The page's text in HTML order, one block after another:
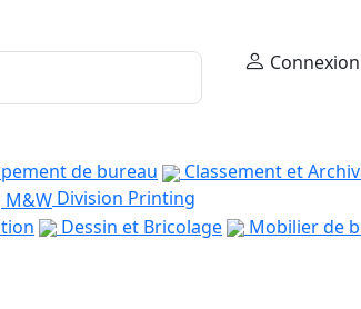
Connexion
de bureau
Classement et
Division Printing
Dessin et Bricolage
Mobilier de